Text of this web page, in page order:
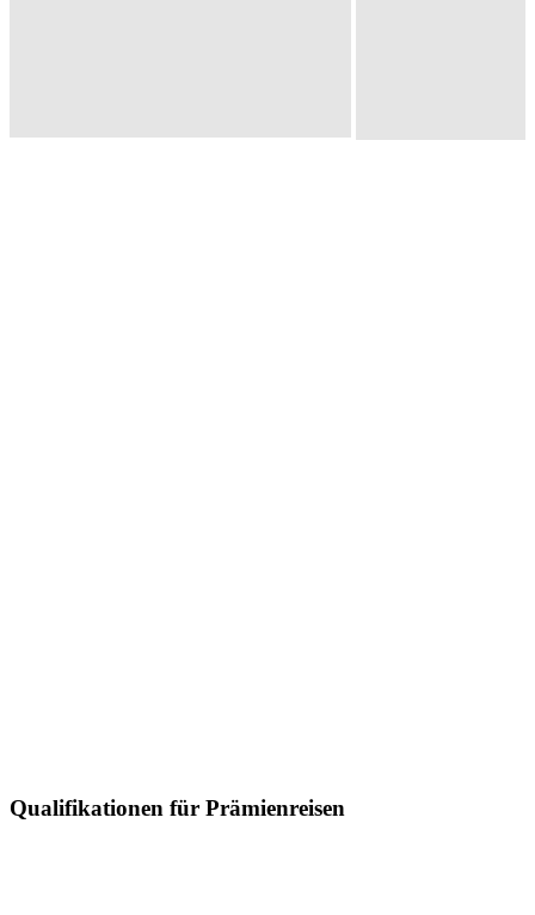
Qualifikationen für Prämienreisen